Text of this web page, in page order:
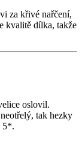
za křivé nařčení,
kvalitě dílka, takže
oslovil.
tak hezky
5*.